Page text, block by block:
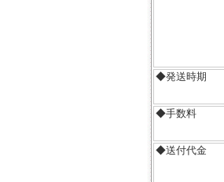
◆発送時期
◆手数料
◆送付代金